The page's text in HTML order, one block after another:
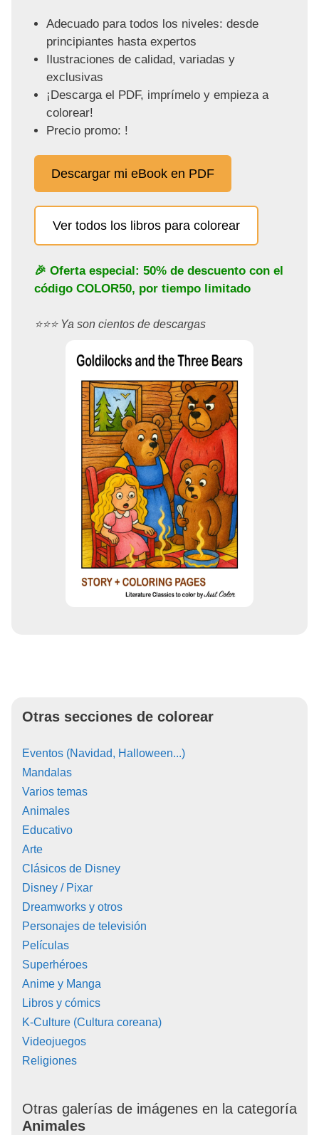
Adecuado para todos los niveles: desde
principiantes hasta expertos
Ilustraciones de calidad, variadas y
exclusivas
¡Descarga el PDF, imprímelo y empieza a
colorear!
Precio promo: !
Descargar mi eBook en PDF
Ver todos los libros para colorear
🎉 Oferta especial: 50% de descuento con el
código COLOR50, por tiempo limitado
⭐️⭐️⭐️ Ya son cientos de descargas
Otras secciones de colorear
Eventos (Navidad, Halloween...)
Mandalas
Varios temas
Animales
Educativo
Arte
Clásicos de Disney
Disney / Pixar
Dreamworks y otros
Personajes de televisión
Películas
Superhéroes
Anime y Manga
Libros y cómics
K-Culture (Cultura coreana)
Videojuegos
Religiones
Otras galerías de imágenes en la categoría
Animales